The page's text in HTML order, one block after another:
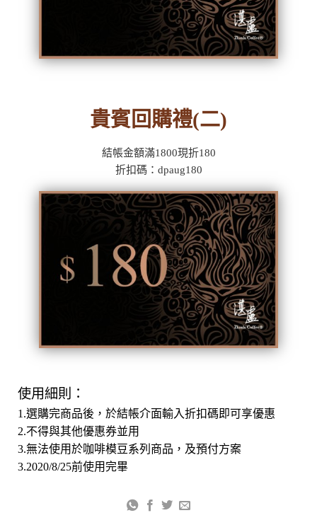
貴賓回購禮(二)
結帳金額滿1800現折180
折扣碼：dpaug180
使用細則：
1.選購完商品後，於結帳介面輸入折扣碼即可享優惠
2.不得與其他優惠券並用
3.無法使用於咖啡模豆系列商品，及預付方案
3.2020/8/25前使用完畢